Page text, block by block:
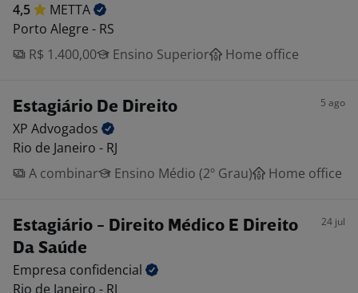
4,5
METTA
Porto Alegre - RS
R$ 1.400,00
Ensino Superior Home office
Estagiário De Direito 5 ago
XP Advogados
Rio de Janeiro - RJ
A combinar
Ensino Médio (2º Grau) Home office
Estagiário - Direito Médico E Direito
Da Saúde
24 jul
Empresa confidencial
Rio de Janeiro - RJ